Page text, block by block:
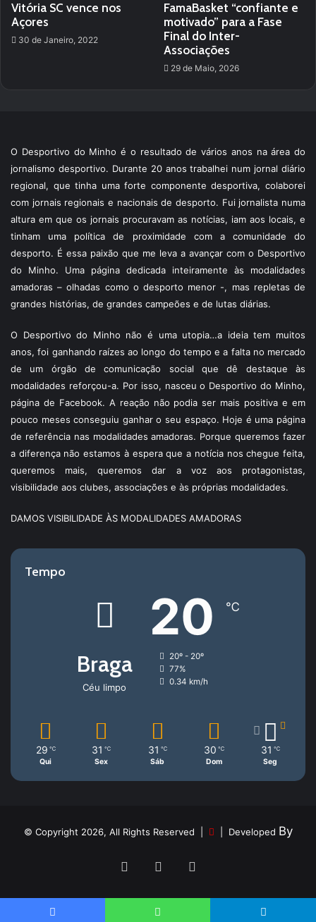
Vitória SC vence nos
Açores
30 de Janeiro, 2022
FamaBasket “confiante e
motivado” para a Fase
Final do Inter-
Associações
29 de Maio, 2026
O Desportivo do Minho é o resultado de vários anos na área do
jornalismo desportivo. Durante 20 anos trabalhei num jornal diário
regional, que tinha uma forte componente desportiva, colaborei
com jornais regionais e nacionais de desporto. Fui jornalista numa
altura em que os jornais procuravam as notícias, iam aos locais, e
tinham uma política de proximidade com a comunidade do
desporto. É essa paixão que me leva a avançar com o Desportivo
do Minho. Uma página dedicada inteiramente às modalidades
amadoras – olhadas como o desporto menor -, mas repletas de
grandes histórias, de grandes campeões e de lutas diárias.
O Desportivo do Minho não é uma utopia…a ideia tem muitos
anos, foi ganhando raízes ao longo do tempo e a falta no mercado
de um órgão de comunicação social que dê destaque às
modalidades reforçou-a. Por isso, nasceu o Desportivo do Minho,
página de Facebook. A reação não podia ser mais positiva e em
pouco meses conseguiu ganhar o seu espaço. Hoje é uma página
de referência nas modalidades amadoras. Porque queremos fazer
a diferença não estamos à espera que a notícia nos chegue feita,
queremos mais, queremos dar a voz aos protagonistas,
visibilidade aos clubes, associações e às próprias modalidades.
DAMOS VISIBILIDADE ÀS MODALIDADES AMADORAS
Tempo
Braga
Céu limpo
20 ℃
20º - 20º
77%
0.34 km/h
29 ℃
Qui
31 ℃
Sex
31 ℃
Sáb
30 ℃
Dom
31 ℃
Seg
© Copyright 2026, All Rights Reserved | | Developed By
FacebookYouTube